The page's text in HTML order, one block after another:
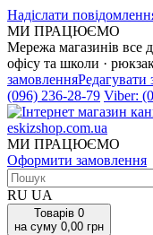
Надіслати
МИ ПРАЦЮЄМО
Мережа магазинів все
офісу та школи ·
замовленняРедагувати
(096) 236-28-79 Viber:
МИ ПРАЦЮЄМО
Оформити замовлення
RU UA
Товарів 0
на суму 0,00 грн